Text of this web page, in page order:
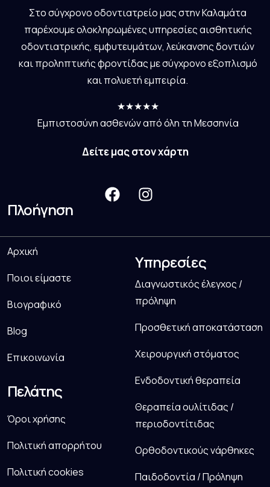
Στο σύγχρονο οδοντιατρείο μας στην Καλαμάτα
παρέχουμε ολοκληρωμένες υπηρεσίες αισθητικής
οδοντιατρικής, εμφυτευμάτων, λεύκανσης δοντιών
και προληπτικής φροντίδας με σύγχρονο εξοπλισμό
και πολυετή εμπειρία.
★★★★★
Εμπιστοσύνη ασθενών από όλη τη Μεσσηνία
Δείτε μας στον χάρτη
Πλοήγηση
Αρχική
Ποιοι είμαστε
Βιογραφικό
Blog
Επικοινωνία
Πελάτης
Όροι χρήσης
Πολιτική απορρήτου
Πολιτική cookies
Υπηρεσίες
Διαγνωστικός έλεγχος /
πρόληψη
Προσθετική αποκατάσταση
Χειρουργική στόματος
Ενδοδοντική θεραπεία
Θεραπεία ουλίτιδας /
περιοδοντίτιδας
Ορθοδοντικούς νάρθηκες
Παιδοδοντία / Πρόληψη